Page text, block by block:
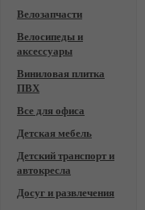
Велозапчасти
Велосипеды и
аксессуары
Виниловая плитка
ПВХ
Все для офиса
Детская мебель
Детский транспорт и
автокресла
Досуг и развлечения